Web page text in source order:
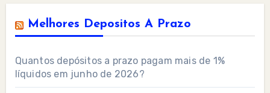
Melhores Depositos A Prazo
Quantos depósitos a prazo pagam mais de 1%
líquidos em junho de 2026?